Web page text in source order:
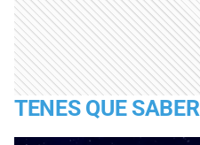
TENES QUE SABER